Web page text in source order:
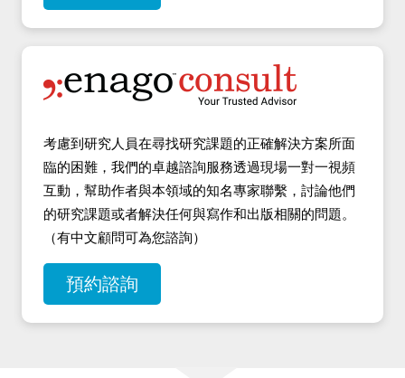
考慮到研究人員在尋找研究課題的正確解決方案所面
臨的困難，我們的卓越諮詢服務透過現場一對一視頻
互動，幫助作者與本領域的知名專家聯繫，討論他們
的研究課題或者解決任何與寫作和出版相關的問題。
（有中文顧問可為您諮詢）
預約諮詢